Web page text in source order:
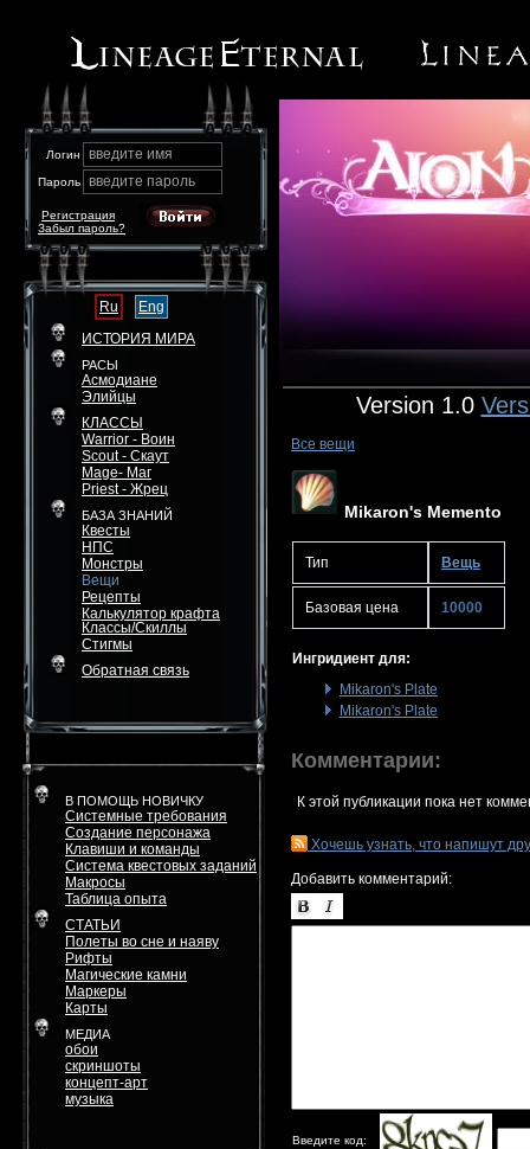
Логин введите имя
Пароль введите пароль
Забыл пароль?
Регистрация
Ru
Eng
ИСТОРИЯ МИРА
РАСЫ
Асмодиане
Элийцы
КЛАССЫ
Warrior - Воин
Scout - Скаут
Mage- Маг
Priest - Жрец
БАЗА ЗНАНИЙ
Квесты
НПС
Монстры
Вещи
Рецепты
Калькулятор крафта
Классы/Скиллы
Стигмы
Обратная связь
В ПОМОЩЬ НОВИЧКУ
Системные требования
Создание персонажа
Клавиши и команды
Система квестовых заданий
Макросы
Таблица опыта
СТАТЬИ
Полеты во сне и наяву
Рифты
Магические камни
Маркеры
Карты
МЕДИА
обои
скриншоты
концепт-арт
музыка
Version 1.0
Все вещи
Mikaron's Memento
Тип Вещь
Базовая цена 10000
Ингридиент для:
Mikaron's Plate
Mikaron's Plate
Комментарии:
К этой публикации пока нет
Хочешь узнать, что напишут
Добавить комментарий:
Введите код: